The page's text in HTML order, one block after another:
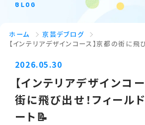
BLOG
ホーム
京芸デブログ
【インテリアデザインコース】京都の街に
2026.05.30
【インテリアデザインコ
街に飛び出せ！フィール
ート📝